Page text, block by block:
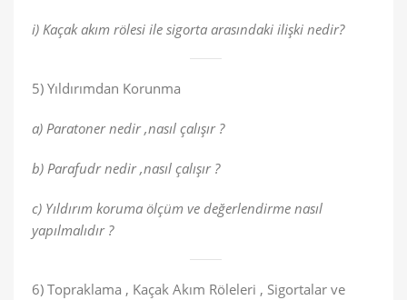
i) Kaçak akım rölesi ile sigorta arasındaki ilişki nedir?
5) Yıldırımdan Korunma
a) Paratoner nedir ,nasıl çalışır ?
b) Parafudr nedir ,nasıl çalışır ?
c) Yıldırım koruma ölçüm ve değerlendirme nasıl
yapılmalıdır ?
6) Topraklama , Kaçak Akım Röleleri , Sigortalar ve